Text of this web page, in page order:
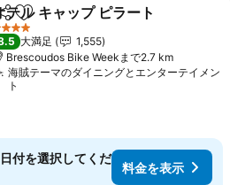
ェアお気に入りに追加
テル キャップ ピラート
テルのランク
大満足
1,555
Brescoudos Bike Weekまで2.7 km
海賊テーマのダイニングとエンターテイメン
ト
付を選択してくだ
料金を表示